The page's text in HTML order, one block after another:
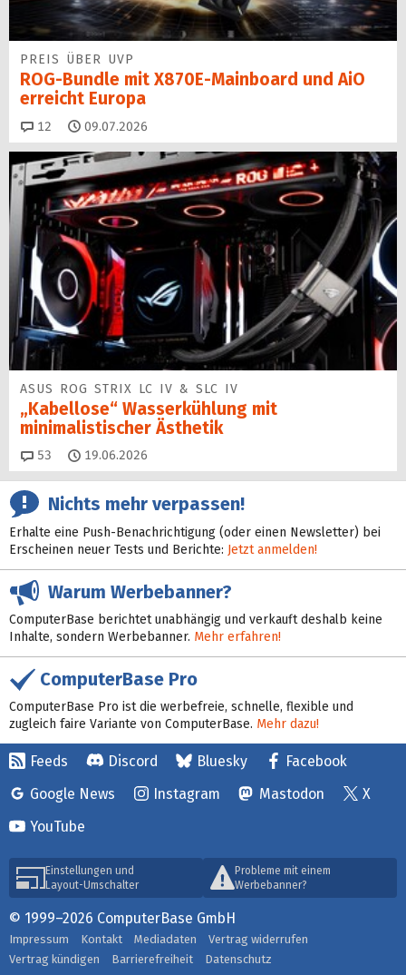
PREIS ÜBER UVP
ROG-Bundle mit X870E-Mainboard und AiO
erreicht Europa
12 Kommentare
09.07.2026
ASUS ROG STRIX LC IV & SLC IV
„Kabellose“ Wasserkühlung mit
minimalistischer Ästhetik
53 Kommentare
19.06.2026
Nichts mehr verpassen!
Erhalte eine Push-Benachrichtigung (oder einen Newsletter) bei
Erscheinen neuer Tests und Berichte: Jetzt anmelden!
Warum Werbebanner?
ComputerBase berichtet unabhängig und verkauft deshalb keine
Inhalte, sondern Werbebanner. Mehr erfahren!
ComputerBase Pro
ComputerBase Pro ist die werbefreie, schnelle, flexible und
zugleich faire Variante von ComputerBase. Mehr dazu!
Feeds Discord Bluesky
Facebook
Google News
Instagram Mastodon
X
YouTube
Einstellungen und
Layout-Umschalter
Probleme mit einem
Werbebanner?
© 1999–2026 ComputerBase GmbH
Impressum Kontakt Mediadaten
Vertrag widerrufen
Vertrag kündigen
Barrierefreiheit Datenschutz